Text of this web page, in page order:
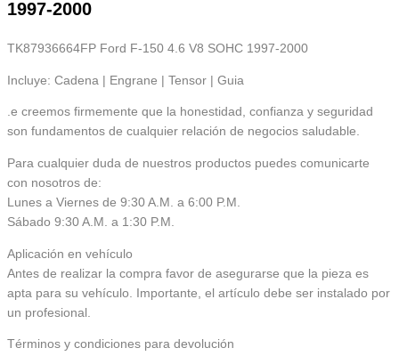
1997-2000
TK87936664FP Ford F-150 4.6 V8 SOHC 1997-2000
Incluye: Cadena | Engrane | Tensor | Guia
.e creemos firmemente que la honestidad, confianza y seguridad
son fundamentos de cualquier relación de negocios saludable.
Para cualquier duda de nuestros productos puedes comunicarte
con nosotros de:
Lunes a Viernes de 9:30 A.M. a 6:00 P.M.
Sábado 9:30 A.M. a 1:30 P.M.
Aplicación en vehículo
Antes de realizar la compra favor de asegurarse que la pieza es
apta para su vehículo. Importante, el artículo debe ser instalado por
un profesional.
Términos y condiciones para devolución